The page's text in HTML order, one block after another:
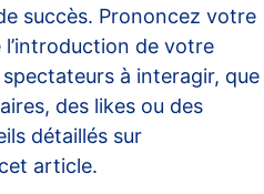
succès. Prononcez votre
l’introduction de votre
à interagir, que
des likes ou des
détaillés sur
article.